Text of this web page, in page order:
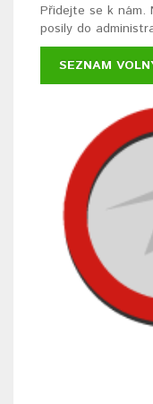
Přidejte se k nám.
posily do
SEZNAM